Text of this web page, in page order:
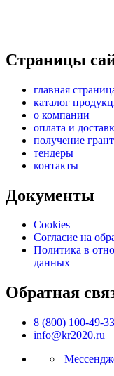
Страницы
главная
каталог
о компании
оплата и
получение
тендеры
контакты
Документы
Cookies
Согласие на
Политика в
данных
Обратная
8 (800) 100-49-33
info@kr2020.ru